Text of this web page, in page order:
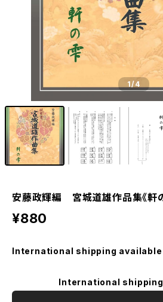
1/4
安藤政輝編 宮城道雄作品集《軒
¥880
International shipping available
International